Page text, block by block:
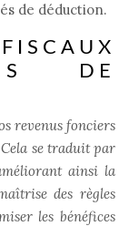
de déduction.
DE
revenus fonciers
se traduit par
ainsi la
des règles
les bénéfices